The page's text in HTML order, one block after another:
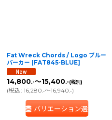
Fat Wreck Chords / Logo ブルー
パーカー [FAT845-BLUE]
14,800.-～15,400.-(税別)
(税込: 16,280.-～16,940.-)
バリエーション選択